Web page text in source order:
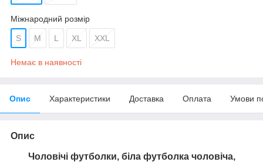
Міжнародний розмір
S M L XL XXL
Немає в наявності
Опис Характеристики Доставка Оплата Умови
Опис
Чоловічі футболки, біла футболка чоловіча,